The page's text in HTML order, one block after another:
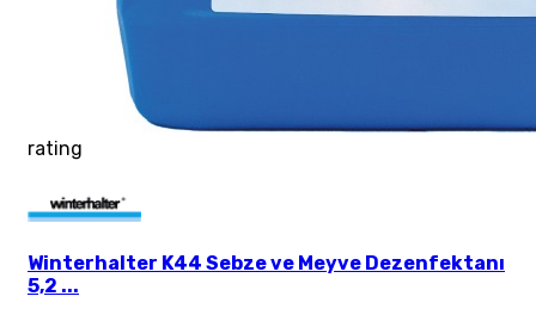
rating
Winterhalter K44 Sebze ve Meyve Dezenfektanı
5,2 ...